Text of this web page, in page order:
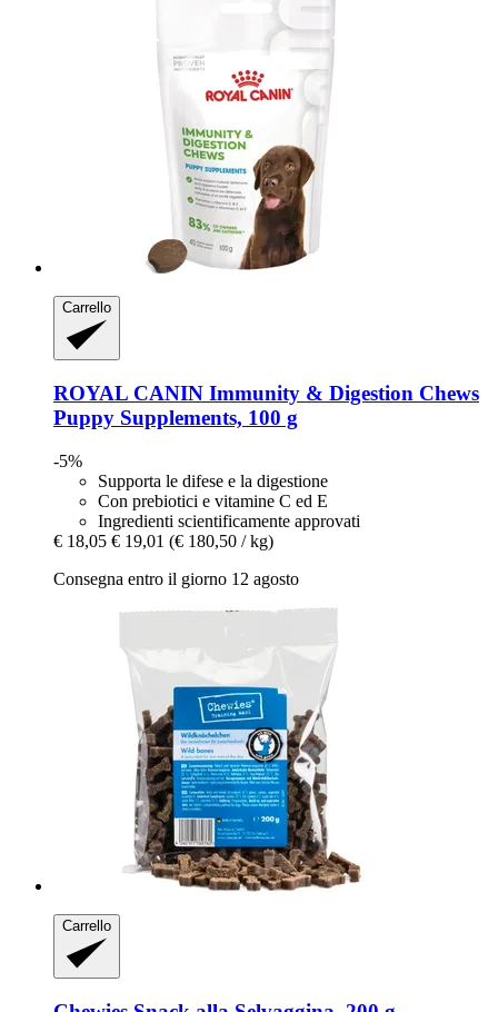
Carrello
ROYAL CANIN Immunity & Digestion Chews
Puppy Supplements, 100 g
-5%
Supporta le difese e la digestione
Con prebiotici e vitamine C ed E
Ingredienti scientificamente approvati
€ 18,05 € 19,01 (€ 180,50 / kg)
Consegna entro il giorno 12 agosto
Carrello